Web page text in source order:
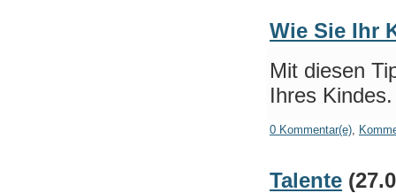
Wie Sie Ihr
Mit diesen
Ihres Kindes.
0 Kommentar(e),
Talente